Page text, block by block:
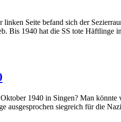
Seite befand sich der
Bis 1940 hat die SS tote Häftlinge
1940 in Singen? Man
siegreich für die